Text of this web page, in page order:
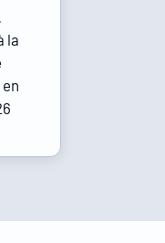
la